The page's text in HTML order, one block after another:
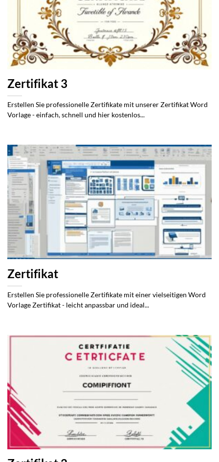
Zertifikat 3
Erstellen Sie professionelle Zertifikate mit unserer Zertifikat Word
Vorlage - einfach, schnell und hier kostenlos...
Zertifikat
Erstellen Sie professionelle Zertifikate mit einer vielseitigen Word
Vorlage Zertifikat - leicht anpassbar und ideal...